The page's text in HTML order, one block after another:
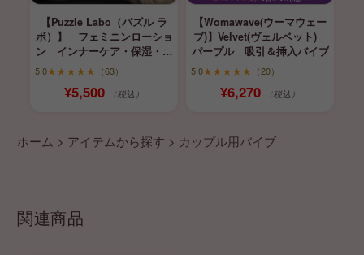
【Puzzle Labo（パズル ラ
ボ）】 フェミニンローショ
ン インナーケア・保湿・育
膣
5.0★★★★★ （63）
¥5,500 （税込）
【Womawave(ウーマウェー
ブ)】Velvet(ヴェルベット)
パープル 吸引＆挿入バイブ
5.0★★★★★ （20）
¥6,270 （税込）
ホーム > アイテムから探す > カップル用バイブ
関連商品